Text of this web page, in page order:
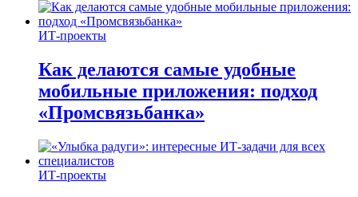
ИТ-проекты
Как делаются самые удобные
мобильные приложения: подход
«Промсвязьбанка»
ИТ-проекты